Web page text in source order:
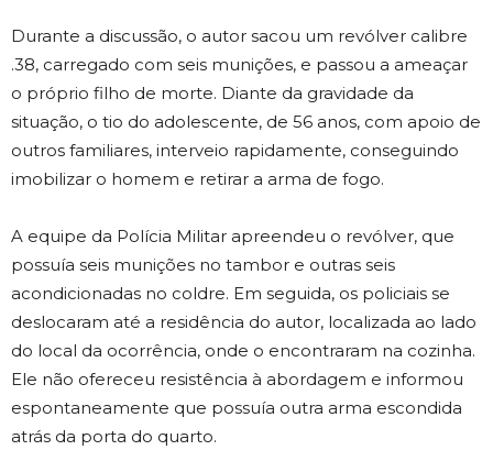
Durante a discussão, o autor sacou um revólver calibre
.38, carregado com seis munições, e passou a ameaçar
o próprio filho de morte. Diante da gravidade da
situação, o tio do adolescente, de 56 anos, com apoio de
outros familiares, interveio rapidamente, conseguindo
imobilizar o homem e retirar a arma de fogo.
A equipe da Polícia Militar apreendeu o revólver, que
possuía seis munições no tambor e outras seis
acondicionadas no coldre. Em seguida, os policiais se
deslocaram até a residência do autor, localizada ao lado
do local da ocorrência, onde o encontraram na cozinha.
Ele não ofereceu resistência à abordagem e informou
espontaneamente que possuía outra arma escondida
atrás da porta do quarto.